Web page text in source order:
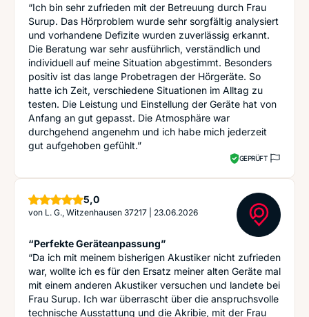
“Ich bin sehr zufrieden mit der Betreuung durch Frau
Surup. Das Hörproblem wurde sehr sorgfältig analysiert
und vorhandene Defizite wurden zuverlässig erkannt.
Die Beratung war sehr ausführlich, verständlich und
individuell auf meine Situation abgestimmt. Besonders
positiv ist das lange Probetragen der Hörgeräte. So
hatte ich Zeit, verschiedene Situationen im Alltag zu
testen. Die Leistung und Einstellung der Geräte hat von
Anfang an gut gepasst. Die Atmosphäre war
durchgehend angenehm und ich habe mich jederzeit
gut aufgehoben gefühlt.”
GEPRÜFT
5,0Sterne
von L. G., Witzenhausen 37217 23.06.2026
“Perfekte Geräteanpassung”
“Da ich mit meinem bisherigen Akustiker nicht zufrieden
war, wollte ich es für den Ersatz meiner alten Geräte mal
mit einem anderen Akustiker versuchen und landete bei
Frau Surup. Ich war überrascht über die anspruchsvolle
technische Ausstattung und die Akribie, mit der Frau